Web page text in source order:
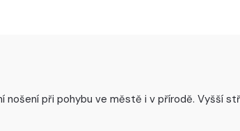
při pohybu ve městě i v přírodě. Vyšší